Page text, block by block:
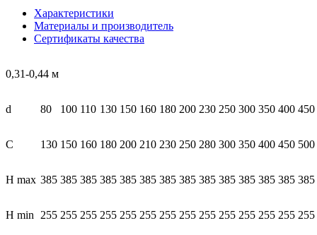
Характеристики
Материалы и производитель
Сертификаты качества
0,31-0,44 м
d 80 100 110 130 150 160 180 200 230 250 300 350 400 450
С 130 150 160 180 200 210 230 250 280 300 350 400 450 500
Н max 385 385 385 385 385 385 385 385 385 385 385 385 385 385
Н min 255 255 255 255 255 255 255 255 255 255 255 255 255 255